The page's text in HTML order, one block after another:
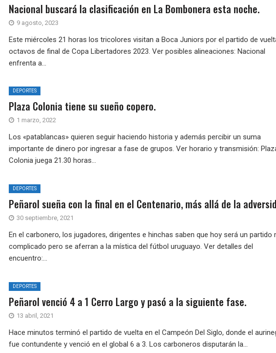
Nacional buscará la clasificación en La Bombonera esta noche.
9 agosto, 2023
Este miércoles 21 horas los tricolores visitan a Boca Juniors por el partido de
octavos de final de Copa Libertadores 2023. Ver posibles alineaciones: Nacional
enfrenta a...
DEPORTES
Plaza Colonia tiene su sueño copero.
1 marzo, 2022
Los «patablancas» quieren seguir haciendo historia y además percibir un suma
importante de dinero por ingresar a fase de grupos. Ver horario y transmisión:
Colonia juega 21.30 horas...
DEPORTES
Peñarol sueña con la final en el Centenario, más allá de la
30 septiembre, 2021
En el carbonero, los jugadores, dirigentes e hinchas saben que hoy será un partido
complicado pero se aferran a la mística del fútbol uruguayo. Ver detalles del
encuentro:...
DEPORTES
Peñarol venció 4 a 1 Cerro Largo y pasó a la siguiente fase.
13 abril, 2021
Hace minutos terminó el partido de vuelta en el Campeón Del Siglo, donde el
fue contundente y venció en el global 6 a 3. Los carboneros disputarán la...